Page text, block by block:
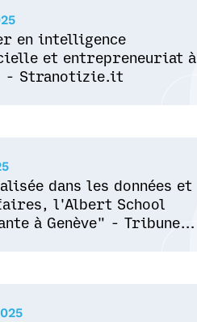
en intelligence
et entrepreneuriat à
- Stranotizie.it
dans les données et
l'Albert School
à Genève" - Tribune